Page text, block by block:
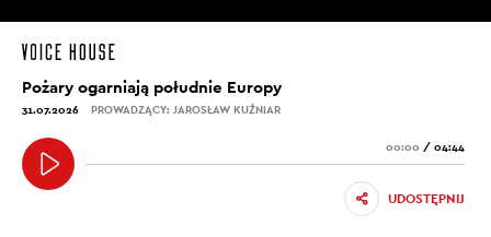
Pożary ogarniają południe Europy
31.07.2026 PROWADZĄCY: JAROSŁAW KUŹNIAR
00:00 / 04:44
UDOSTĘPNIJ